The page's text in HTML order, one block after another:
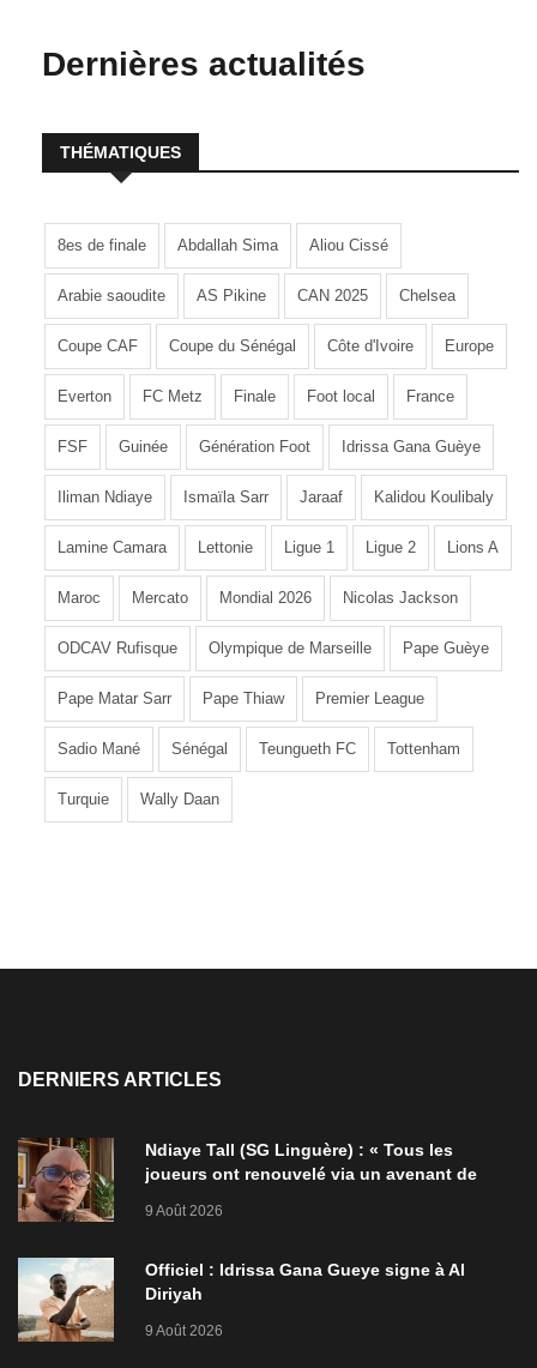
Dernières actualités
THÉMATIQUES
8es de finale Abdallah Sima Aliou Cissé
Arabie saoudite AS Pikine CAN 2025 Chelsea
Coupe CAF Coupe du Sénégal Côte d'Ivoire Europe
Everton FC Metz Finale Foot local France
FSF Guinée Génération Foot Idrissa Gana Guèye
Iliman Ndiaye Ismaïla Sarr Jaraaf Kalidou Koulibaly
Lamine Camara Lettonie Ligue 1 Ligue 2 Lions A
Maroc Mercato Mondial 2026 Nicolas Jackson
ODCAV Rufisque Olympique de Marseille Pape Guèye
Pape Matar Sarr Pape Thiaw Premier League
Sadio Mané Sénégal Teungueth FC Tottenham
Turquie Wally Daan
DERNIERS ARTICLES
Ndiaye Tall (SG Linguère) : « Tous les
joueurs ont renouvelé via un avenant de
9 Août 2026
Officiel : Idrissa Gana Gueye signe à Al
Diriyah
9 Août 2026